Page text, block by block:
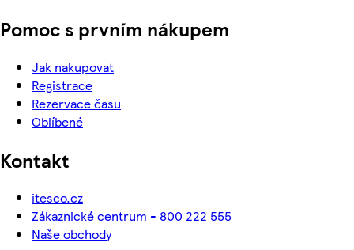
Pomoc s prvním nákupem
Jak nakupovat
Registrace
Rezervace času
Oblíbené
Kontakt
itesco.cz
Zákaznické centrum - 800 222 555
Naše obchody